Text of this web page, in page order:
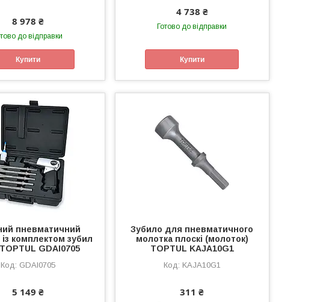
8 978 ₴
до відправки
Купити
4 738 ₴
Готово до відправки
Купити
пневматичний
комплектом зубил
GDAI0705
GDAI0705
5 149 ₴
Зубило для пневматичного
молотка плоскі (молоток)
TOPTUL KAJA10G1
KAJA10G1
311 ₴